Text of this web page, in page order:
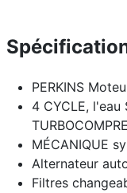
PERKINS
4 CYCLE, l'eau
MÉCANIQUE
Alternateur
Filtres